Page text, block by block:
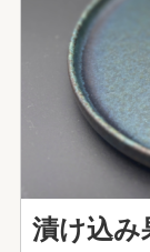
漬け込み